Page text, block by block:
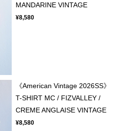
MANDARINE VINTAGE
¥8,580
《American Vintage 2026SS》
T-SHIRT MC / FIZVALLEY /
CREME ANGLAISE VINTAGE
¥8,580